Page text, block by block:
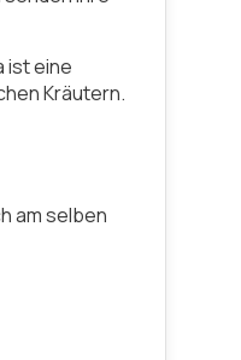
ist eine
Kräutern.
am selben